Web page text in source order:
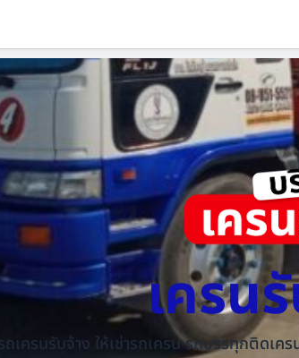
เครน
ถเครนรับจ้าง ให้เช่ารถเครน รถบรรทุกติดเ